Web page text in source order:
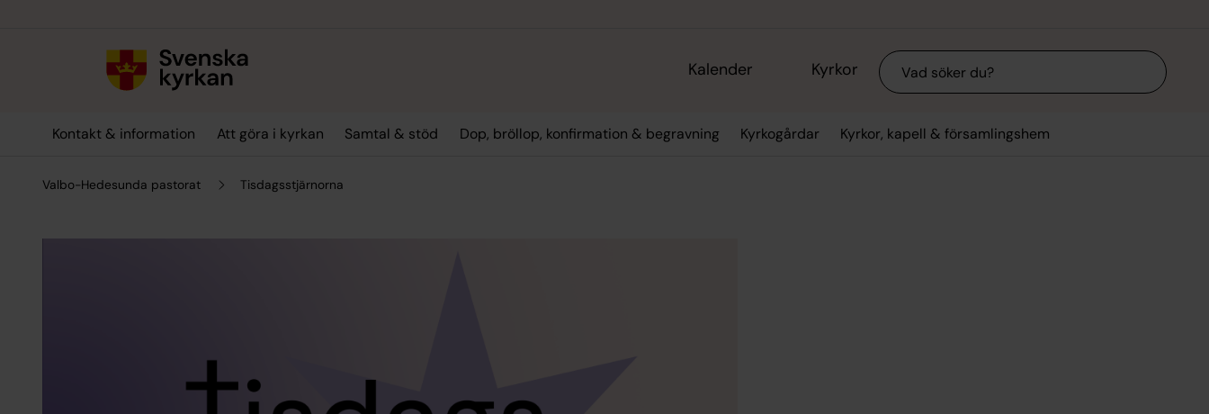
Kalender Kyrkor Sök
Kontakt & information Att göra i kyrkan Samtal & stöd Dop, bröllop, konfirmation & begravning Kyrkogårdar Kyrkor, kapell & församlingshem
Valbo-Hedesunda pastorat Tisdagsstjärnorna